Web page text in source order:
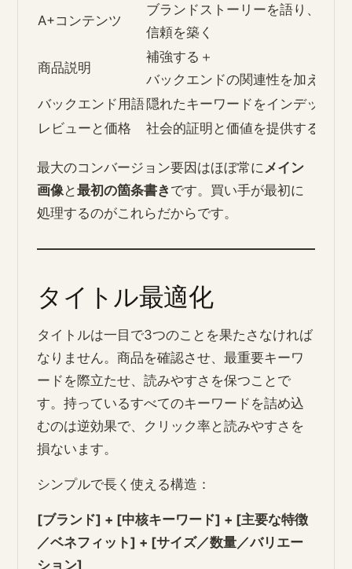
A+コンテンツ
ブランドストーリーを語り、
信頼を築く
商品説明
補強する＋
バックエンドの関連性を加える
バックエンド用語隠れたキーワードをインデックス
レビューと価格
社会的証明と価値を提供する
最大のコンバージョン要因はほぼ常に メイン
画像 と最初の箇条書き です。買い手が最初に
処理するのがこれらだからです。
タイトル最適化
タイトルは一目で3つのことを果たさなければ
なりません。商品を確認させ、最重要キーワ
ードを際立たせ、読みやすさを保つことで
す。持っているすべてのキーワードを詰め込
むのは逆効果で、クリック率と読みやすさを
損ないます。
シンプルで長く使える構造：
[ブランド] + [中核キーワード] + [主要な特徴
／ベネフィット] + [サイズ／数量／バリエー
ション]